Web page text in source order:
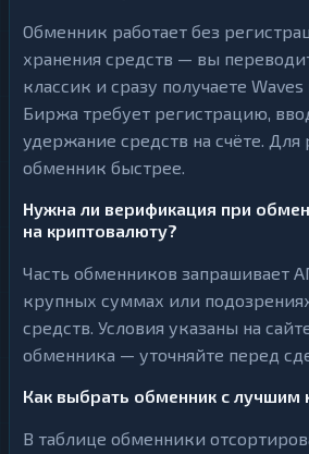
Обменник работает без
хранения средств — вы
классик и сразу получаете
Биржа требует регистрацию,
удержание средств на счёте. Для
обменник быстрее.
Нужна ли верификация при
на криптовалюту?
Часть обменников запрашивает
крупных суммах или
средств. Условия указаны на
обменника — уточняйте перед
Как выбрать обменник с лучшим
В таблице обменники